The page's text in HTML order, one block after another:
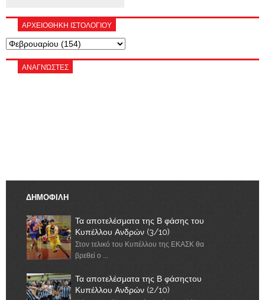
ΑΡΧΕΙΟΘΗΚΗ ΙΣΤΟΛΟΓΙΟΥ
ΑΝΑΓΝΏΣΤΕΣ
ΔΗΜΟΦΙΛΗ
Τα αποτελέσματα της Β φάσης του
Κυπέλλου Ανδρών (3/10)
Στον τελικό του Κυπέλλου της ΕΚΑΣΚ θα
βρεθεί ο ...
Τα αποτελέσματα της Β φάσηςτου
Κυπέλλου Ανδρών (2/10)